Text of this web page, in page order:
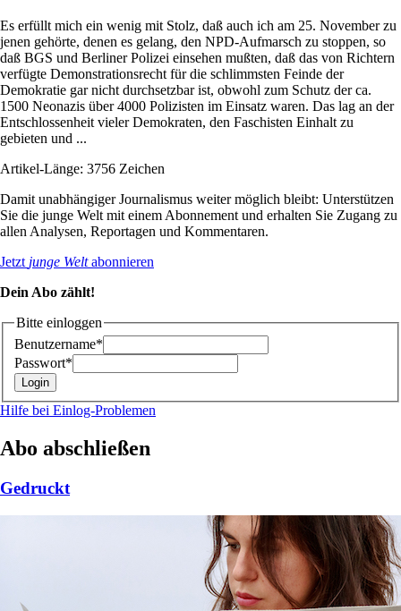
Es erfüllt mich ein wenig mit Stolz, daß auch ich am 25. November zu
jenen gehörte, denen es gelang, den NPD-Aufmarsch zu stoppen, so
daß BGS und Berliner Polizei einsehen mußten, daß das von Richtern
verfügte Demonstrationsrecht für die schlimmsten Feinde der
Demokratie gar nicht durchsetzbar ist, obwohl zum Schutz der ca.
1500 Neonazis über 4000 Polizisten im Einsatz waren. Das lag an der
Entschlossenheit vieler Demokraten, den Faschisten Einhalt zu
gebieten und ...
Artikel-Länge: 3756 Zeichen
Damit unabhängiger Journalismus weiter möglich bleibt: Unterstützen
Sie die junge Welt mit einem Abonnement und erhalten Sie Zugang zu
allen Analysen, Reportagen und Kommentaren.
Jetzt junge Weltabonnieren
Dein Abo zählt!
Bitte einloggen
Benutzername*
Passwort*
Hilfe bei Einlog-Problemen
Abo abschließen
Gedruckt